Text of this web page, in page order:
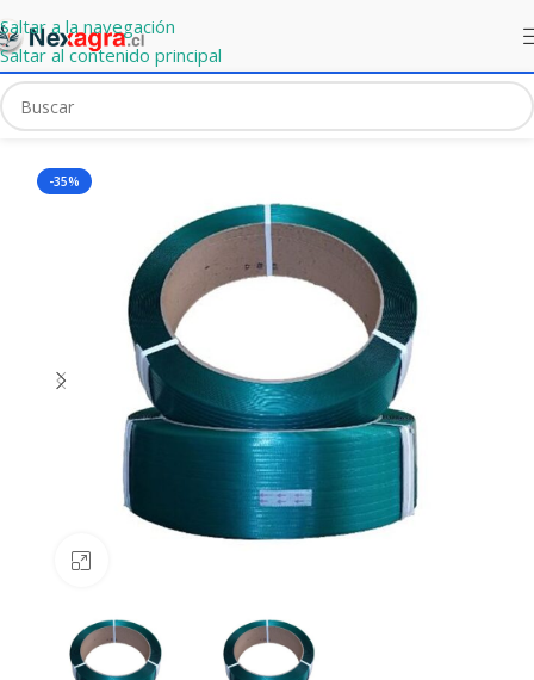
Saltar a la navegación
Saltar al contenido principal
Portada» Zuncho PET Gofrado Verde 12mm
-35%